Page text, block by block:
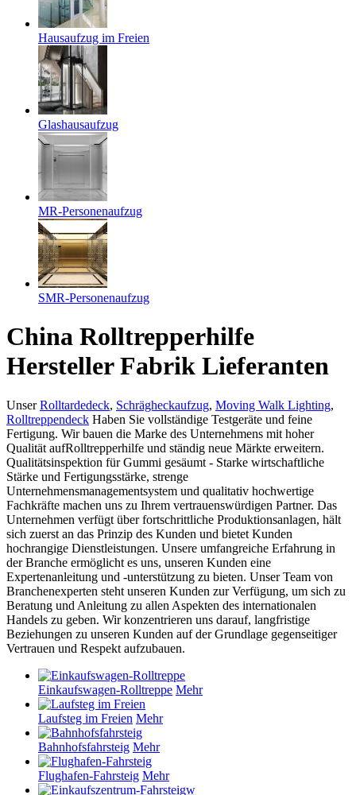
Hausaufzug im Freien
Glashausaufzug
MR-Personenaufzug
SMR-Personenaufzug
China Rolltrepperhilfe
Hersteller Fabrik Lieferanten
UnserRolltardedeck, Schrägheckaufzug, Moving Walk Lighting,
Rolltreppendeck Haben Sie vollständige Testgeräte und feine
Fertigung. Wir bauen die Marke des Unternehmens mit hoher
Qualität aufRolltrepperhilfe und ständig neue Märkte erweitern.
Qualitätsinspektion für Gummi gesäumt - Starke wirtschaftliche
Stärke und Fertigungsstärke, strenge
Unternehmensmanagementsystem und qualitativ hochwertige
Fachkräfte machen uns zu Ihrem vertrauenswürdigen Partner. Das
Unternehmen verfügt über fortschrittliche Produktionsanlagen, hält
sich zuerst an das Prinzip des Kunden und bietet Kunden
hochrangige Dienstleistungen. Unsere umfangreiche Erfahrung in
der Branche ermöglicht es uns, unseren Kunden eine
Expertenanleitung und -unterstützung zu bieten. Unser Team von
Branchenexperten steht unseren Kunden zur Verfügung, um sich zu
Beratung und Anleitung zu allen Aspekten des internationalen
Handels zu geben. Wir konzentrieren uns darauf, langfristige
Beziehungen zu unseren Kunden auf der Grundlage gegenseitiger
Vertrauen und Respekt aufzubauen.
Einkaufswagen-Rolltreppe Mehr
Laufsteg im Freien Mehr
Bahnhofsfahrsteig Mehr
Flughafen-Fahrsteig Mehr